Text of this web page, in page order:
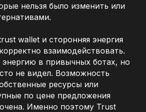
нельзя было изменить или
wallet и сторонняя энергия
взаимодействовать.
в привычных ботах, но
не видел. Возможность
ресурсы или
по цене предложения
Именно поэтому Trust